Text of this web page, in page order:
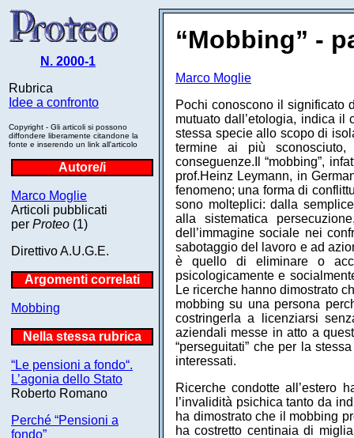
N. 2000-1
Rubrica
Idee a confronto
Copyright - Gli articoli si possono
diffondere liberamente citandone la
fonte e inserendo un link all'articolo
Autore/i
Marco Moglie
Articoli pubblicati
per Proteo (1)
Direttivo A.U.G.E.
Argomenti correlati
Mobbing
Nella stessa rubrica
“Le pensioni a fondo“.
L’agonia dello Stato
Roberto Romano
Perché “Pensioni a
fondo”
“Mobbing” -
Marco Moglie
Pochi conoscono il significato
mutuato dall’etologia, indica
stessa specie allo scopo di
termine ai più
conseguenze.Il “mobbing”,
prof.Heinz Leymann, in
fenomeno; una forma di
sono molteplici: dalla
alla sistematica
dell’immagine sociale nei
sabotaggio del lavoro e ad
è quello di eliminare o
psicologicamente e
Le ricerche hanno dimostrato
mobbing su una persona
costringerla a licenziarsi
aziendali messe in atto a
“perseguitati” che per la
interessati.
Ricerche condotte all’estero
l’invalidità psichica tanto da
ha dimostrato che il mobbing
ha costretto centinaia di